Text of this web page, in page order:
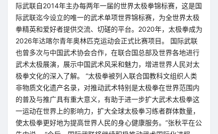
际武联自2014年主办每两年一届的世界太极拳锦标赛，这是国
际武联迄今设立的唯一的武术单项世界锦标赛，为全世界太极
拳精英和爱好者提供交流、切磋的平台。2020年，太极拳成为
2026年达喀尔青年奥林匹克运动会正式比赛项目。 国际武联
也曾多次与中国武术协会合作，在联合国总部及世界各地进行
武术太极展演，展示中国武术风采和魅力，增进世界人民对太
极拳文化的深入了解。 “太极拳被列入联合国教科文组织人类
非物质文化遗产名录，对推动武术特别是太极拳在世界范围内
的普及与推广具有重大意义，有助于进一步扩大武术太极拳这
一运动在世界上的影响力，扩大全球太极拳习练者群体数量，
使太极拳更好地为提高世界人民的身心健康服务。”张秋平在公